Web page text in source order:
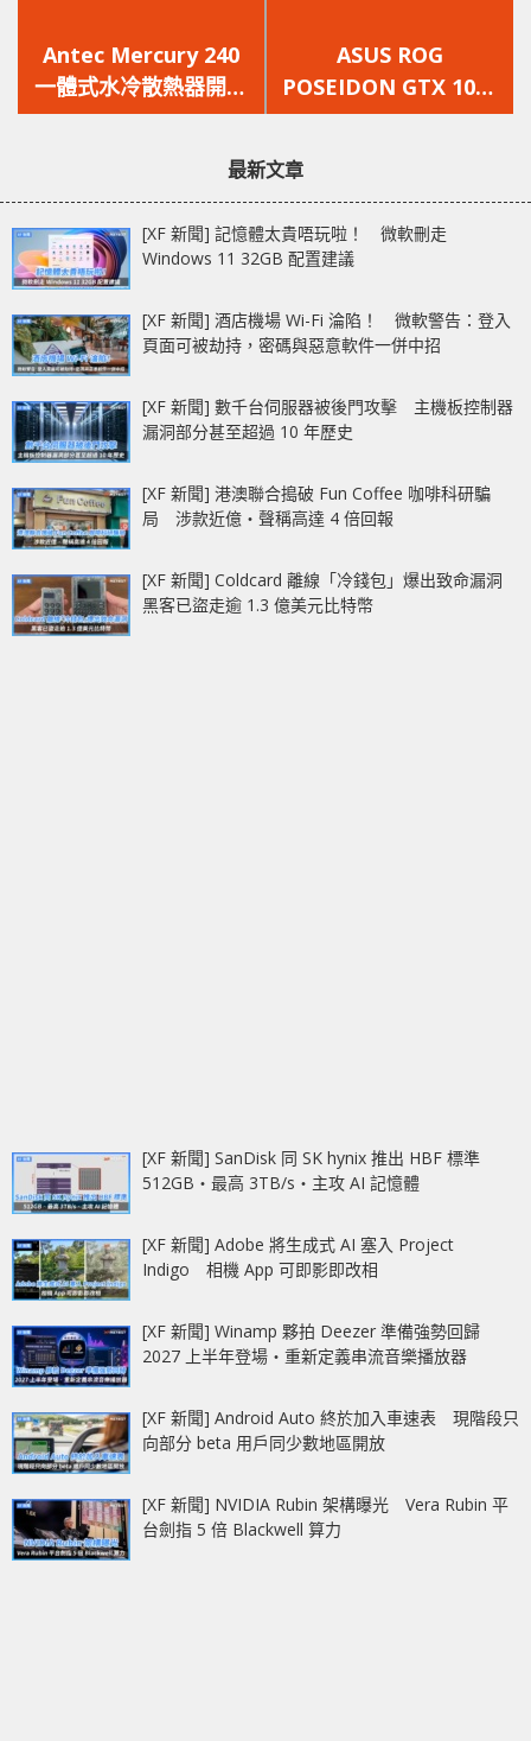
一
篇
文
Antec Mercury 240
一體式水冷散熱器開箱
測試 / LED 溫度指示
一
篇
文
ASUS ROG
POSEIDON GTX 1080
TI 顯示卡開箱實測
最新文章
[XF 新聞] 記憶體太貴唔玩啦！ 微軟刪走
Windows 11 32GB 配置建議
[XF 新聞] 酒店機場 Wi-Fi 淪陷！ 微軟警告：登入
頁面可被劫持，密碼與惡意軟件一併中招
[XF 新聞] 數千台伺服器被後門攻擊 主機板控制器
漏洞部分甚至超過 10 年歷史
[XF 新聞] 港澳聯合搗破 Fun Coffee 咖啡科研騙
局 涉款近億‧聲稱高達 4 倍回報
[XF 新聞] Coldcard 離線「冷錢包」爆出致命漏洞
黑客已盜走逾 1.3 億美元比特幣
[XF 新聞] SanDisk 同 SK hynix 推出 HBF 標準
512GB‧最高 3TB/s‧主攻 AI 記憶體
[XF 新聞] Adobe 將生成式 AI 塞入 Project
Indigo 相機 App 可即影即改相
[XF 新聞] Winamp 夥拍 Deezer 準備強勢回歸
2027 上半年登場‧重新定義串流音樂播放器
[XF 新聞] Android Auto 終於加入車速表 現階段只
向部分 beta 用戶同少數地區開放
[XF 新聞] NVIDIA Rubin 架構曝光 Vera Rubin 平
台劍指 5 倍 Blackwell 算力